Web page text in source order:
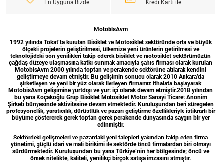
En Uyguna Bizde
Kredi Kartı ile
MotobisAvm
1992 yılında Tokat’ta kurulan Bisiklet ve Motosiklet sektöründe orta ve büyük
ölçekli projelerin geliştirilmesi, ülkemize yeni ürünlerin getirilmesi ve
teknolojideki son yenilikleri takip ederek bisiklet ve motosiklet sektörümüzün
çağdaş düzeye ulaşmasına katkı sunmak amacıyla şahıs firması olarak kurulan
MotobisAvm 2000 yılında toptan ve perakende sektörüne atılarak kendini
geliştirmeye devam etmiştir. Bu gelişimin sonucu olarak 2010 Ankara’da
şirketleşen ve yeni bir yüz olarak ilerleyen firmamız ithalata başlayarak
MotobisAvm gelişimine yurtdışı ve yurt içi olarak devam etmiştir.2018 yılından
bu yana Koçakoğlu Grup Bisiklet Motosiklet Motor Sanayi Ticaret Anonim
Şirketi bünyesinde aktivitesine devam etmektedir. Kuruluşundan beri süregelen
profesyonellik, yaratıcılık, dürüstlük ve pazarı geliştirme özellikleriyle istikrarlı bir
büyüme göstererek gerek toptan gerek perakende dünyasında saygın bir yer
edinmiştir.
Sektördeki gelişmeleri ve pazardaki yeni talepleri yakından takip eden firma
yönetimi, güçlü idari ve mali birikimi ile sektörde öncü firmalardan biri olmayı
sürdürmektedir. Kuruluşundan bu yana Türkiye’nin her bölgesinde; öncü ve
örnek nitelikte, kaliteli, yenilikçi birçok satışa imzasını atmıştır.